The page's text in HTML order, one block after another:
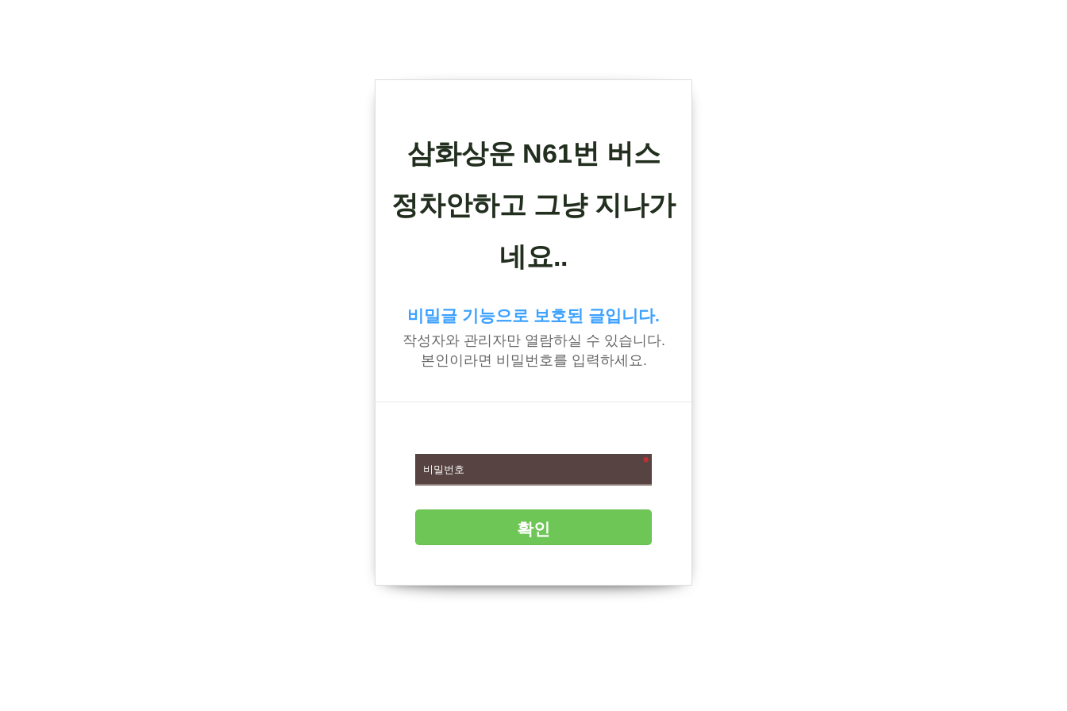
삼화상운 N61번 버스
정차안하고 그냥 지나가
네요..
비밀글 기능으로 보호된 글입니다.
작성자와 관리자만 열람하실 수 있습니다.
본인이라면 비밀번호를 입력하세요.